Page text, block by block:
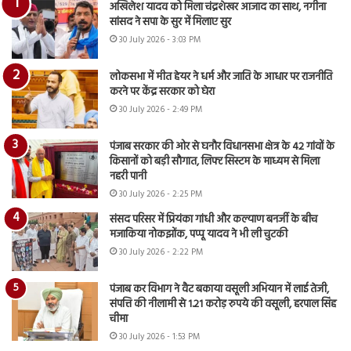
अखिलेश यादव को मिला चंद्रशेखर आजाद का साथ, नगीना
सांसद ने सपा के सुर में मिलाए सुर
30 July 2026 - 3:03 PM
लोकसभा में मीत हेयर ने धर्म और जाति के आधार पर राजनीति
करने पर केंद्र सरकार को घेरा
30 July 2026 - 2:49 PM
पंजाब सरकार की ओर से घनौर विधानसभा क्षेत्र के 42 गांवों के
किसानों को बड़ी सौगात, लिफ्ट सिस्टम के माध्यम से मिला
नहरी पानी
30 July 2026 - 2:25 PM
संसद परिसर में प्रियंका गांधी और कल्याण बनर्जी के बीच
मजाकिया नोकझोंक, पप्पू यादव ने भी ली चुटकी
30 July 2026 - 2:22 PM
पंजाब कर विभाग ने वैट बकाया वसूली अभियान में लाई तेजी,
संपत्ति की नीलामी से 1.21 करोड़ रुपये की वसूली, हरपाल सिंह
चीमा
30 July 2026 - 1:53 PM